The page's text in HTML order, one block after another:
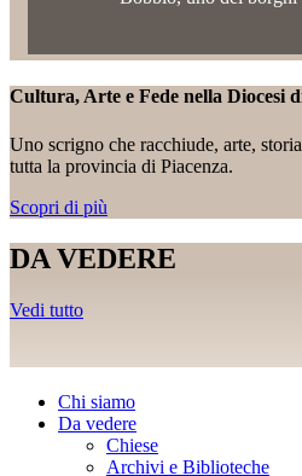
Cultura, Arte e Fede nella Diocesi
Uno scrigno che racchiude, arte,
tutta la provincia di Piacenza.
Scopri di più
DA VEDERE
Vedi tutto
Chi siamo
Da vedere
Chiese
Archivi e Biblioteche